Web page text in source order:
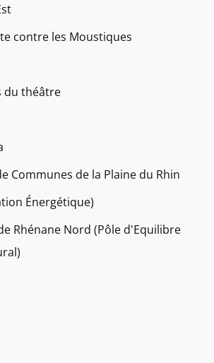
contre les Moustiques
du théâtre
Communes de la Plaine du Rhin
Énergétique)
Rhénane Nord (Pôle d'Equilibre